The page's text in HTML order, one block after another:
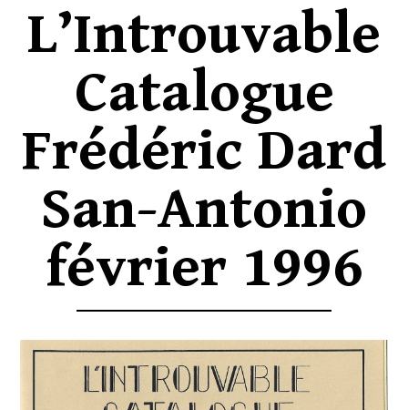
L’Introuvable
Catalogue
Frédéric Dard
San-Antonio
février 1996